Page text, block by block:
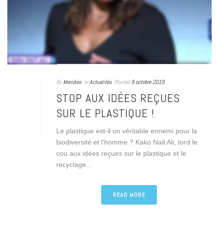
By Meridies InActualités Posted 9 octobre 2019
STOP AUX IDÉES REÇUES
SUR LE PLASTIQUE !
Le plastique est-il un véritable ennemi pour la
biodiversité et l'homme ? Kako Nait Ali, tord le
cou aux idées reçues sur le plastique et le
recyclage...
READ MORE